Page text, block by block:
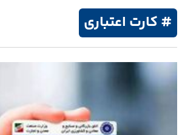
جستجو
تولید
صنعت
انرژی
# کارت اعتباری